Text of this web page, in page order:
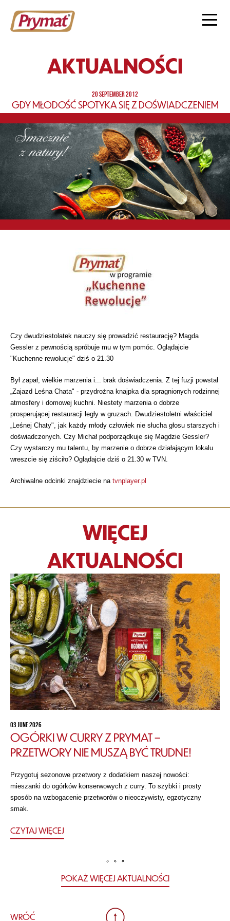
AKTUALNOŚCI
20 SEPTEMBER 2012
GDY MŁODOŚĆ SPOTYKA SIĘ Z DOŚWIADCZENIEM
Czy dwudziestolatek nauczy się prowadzić restaurację? Magda
Gessler z pewnością spróbuje mu w tym pomóc. Oglądajcie
"Kuchenne rewolucje" dziś o 21.30
Był zapał, wielkie marzenia i... brak doświadczenia. Z tej fuzji powstał
„Zajazd Leśna Chata" - przydrożna knajpka dla spragnionych rodzinnej
atmosfery i domowej kuchni. Niestety marzenia o dobrze
prosperującej restauracji legły w gruzach. Dwudziestoletni właściciel
„Leśnej Chaty", jak każdy młody człowiek nie słucha głosu starszych i
doświadczonych. Czy Michał podporządkuje się Magdzie Gessler?
Czy wystarczy mu talentu, by marzenie o dobrze działającym lokalu
wreszcie się ziściło? Oglądajcie dziś o 21.30 w TVN.
Archiwalne odcinki znajdziecie na tvnplayer.pl
WIĘCEJ
AKTUALNOŚCI
03 JUNE 2026
OGÓRKI W CURRY Z PRYMAT –
PRZETWORY NIE MUSZĄ BYĆ TRUDNE!
Przygotuj sezonowe przetwory z dodatkiem naszej nowości:
mieszanki do ogórków konserwowych z curry. To szybki i prosty
sposób na wzbogacenie przetworów o nieoczywisty, egzotyczny
smak.
CZYTAJ WIĘCEJ
POKAŻ WIĘCEJ AKTUALNOŚCI
WRÓĆ